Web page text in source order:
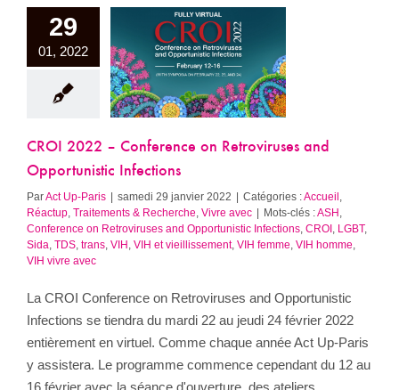
29
01, 2022
2022 –
on
and
Infections
Réactup
avec
CROI 2022 – Conference on Retroviruses and
Opportunistic Infections
ParAct Up-Paris | samedi 29 janvier 2022 | Catégories :Accueil
Réactup Traitements & Recherche Vivre avec | Mots-clés :ASH
Conference on Retroviruses and Opportunistic Infections CROI LGBT,
Sida TDS trans VIH VIH et vieillissement, VIH femme VIH homme
VIH vivre avec
La CROI Conference on Retroviruses and Opportunistic
Infections se tiendra du mardi 22 au jeudi 24 février 2022
entièrement en virtuel. Comme chaque année Act Up-Paris
y assistera. Le programme commence cependant du 12 au
16 février avec la séance d'ouverture, des ateliers